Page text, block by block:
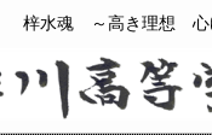
梓水魂 ～高き理想 心